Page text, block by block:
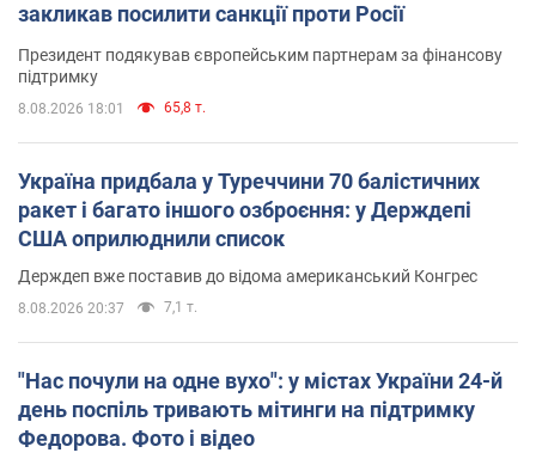
закликав посилити санкції проти Росії
Президент подякував європейським партнерам за фінансову
підтримку
8.08.2026 18:01 65,8 т.
Україна придбала у Туреччини 70 балістичних
ракет і багато іншого озброєння: у Держдепі
США оприлюднили список
Держдеп вже поставив до відома американський Конгрес
8.08.2026 20:37 7,1 т.
"Нас почули на одне вухо": у містах України 24-й
день поспіль тривають мітинги на підтримку
Федорова. Фото і відео